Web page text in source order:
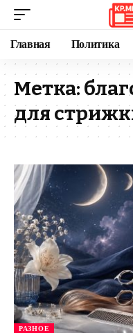
Главная Политика
Метка:
для
РАЗНОЕ